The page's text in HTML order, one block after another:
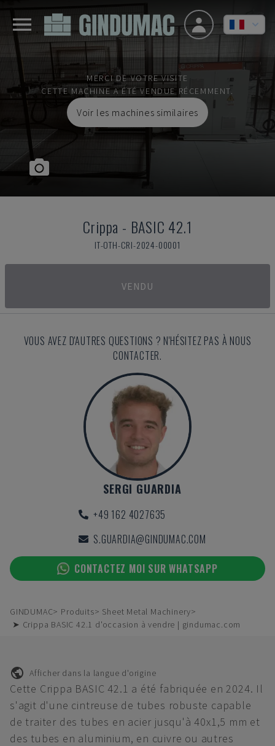
MERCI DE VOTRE VISITE
CETTE MACHINE A ÉTÉ VENDUE RÉCEMMENT.
Voir les machines similaires
Crippa - BASIC 42.1
IT-OTH-CRI-2024-00001
VENDU
VOUS AVEZ D'AUTRES QUESTIONS ? N'HÉSITEZ PAS À NOUS
CONTACTER.
SERGI GUARDIA
+49 162 4027635
S.GUARDIA@GINDUMAC.COM
CONTACTEZ MOI SUR WHATSAPP
GINDUMAC Produits
Sheet Metal Machinery
➤ Crippa BASIC 42.1 d'occasion à vendre | gindumac.com
Afficher dans la langue d'origine
Cette Crippa BASIC 42.1 a été fabriquée en 2024. Il
s'agit d'une cintreuse de tubes robuste capable
de traiter des tubes en acier jusqu'à 40x1,5 mm et
des tubes en aluminium, en cuivre ou autres